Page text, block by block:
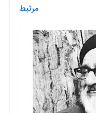
مرتبط